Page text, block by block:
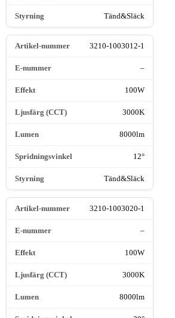
Tänd&Släck
3210-1003012-1
–
100W
3000K
8000lm
12°
Tänd&Släck
3210-1003020-1
–
100W
3000K
8000lm